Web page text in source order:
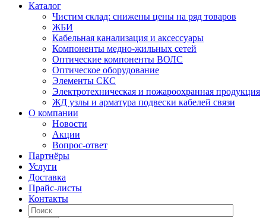
Каталог
Чистим склад: снижены цены на ряд товаров
ЖБИ
Кабельная канализация и аксессуары
Компоненты медно-жильных сетей
Оптические компоненты ВОЛС
Оптическое оборудование
Элементы СКС
Электротехническая и пожароохранная продукция
ЖД узлы и арматура подвески кабелей связи
О компании
Новости
Акции
Вопрос-ответ
Партнёры
Услуги
Доставка
Прайс-листы
Контакты